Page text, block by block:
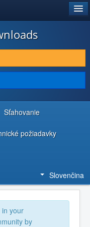
Sťahovanie
požiadavky
Slovenčina
in your
by